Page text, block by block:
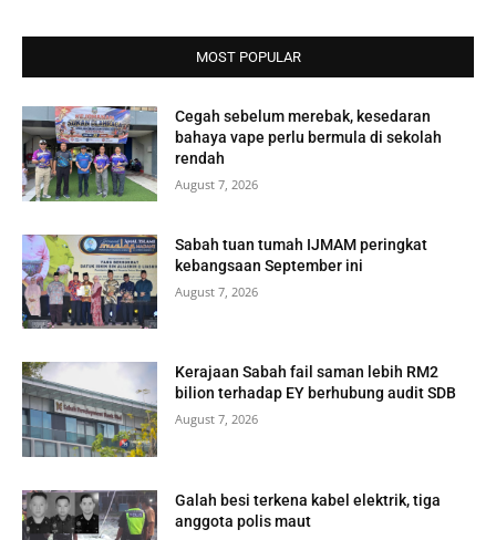
MOST POPULAR
Cegah sebelum merebak, kesedaran
bahaya vape perlu bermula di sekolah
rendah
August 7, 2026
Sabah tuan tumah IJMAM peringkat
kebangsaan September ini
August 7, 2026
Kerajaan Sabah fail saman lebih RM2
bilion terhadap EY berhubung audit SDB
August 7, 2026
Galah besi terkena kabel elektrik, tiga
anggota polis maut